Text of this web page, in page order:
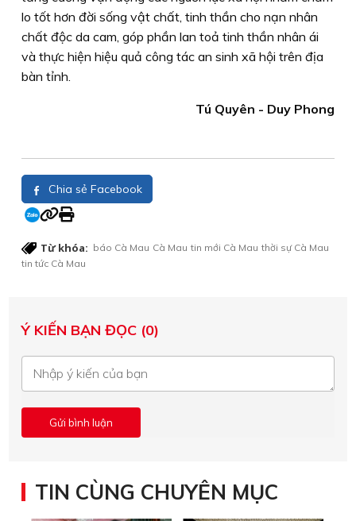
lo tốt hơn đời sống vật chất, tinh thần cho nạn nhân
chất độc da cam, góp phần lan toả tinh thần nhân ái
và thực hiện hiệu quả công tác an sinh xã hội trên địa
bàn tỉnh.
Tú Quyên - Duy Phong
Chia sẻ Facebook
Từ khóa: báo Cà Mau Cà Mau tin mới Cà Mau thời sự Cà Mau
tin tức Cà Mau
Ý KIẾN BẠN ĐỌC (0)
TIN CÙNG CHUYÊN MỤC